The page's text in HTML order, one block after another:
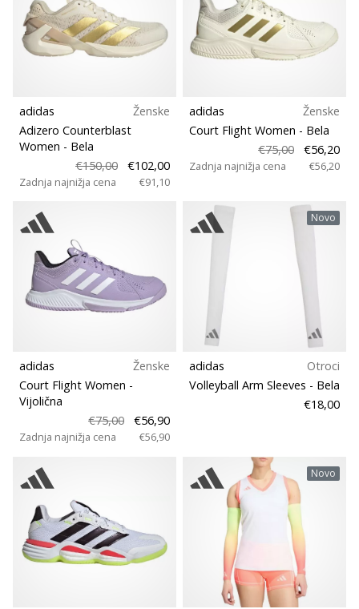
upravljate
Facebook
stran
Začnite
služiti.
Pridružite
našemu…
Prikaži
vse
članke
Model
Igralec
Igrišče
Pozicija
Širina čevlja
Šport
Tehnologija
Teren
Trail
Vrsta teka
adidas
Ženske
Adizero Counterblast
Women - Bela
€150,00
€102,00
Zadnja najnižja cena €91,10
adidas
Ženske
Court Flight Women - Bela
€75,00
€56,20
Zadnja najnižja cena €56,20
adidas
Ženske
Court Flight Women -
Vijolična
€75,00
€56,90
Zadnja najnižja cena €56,90
Novo
adidas
Otroci
Volleyball Arm Sleeves - Bela
€18,00
Novo